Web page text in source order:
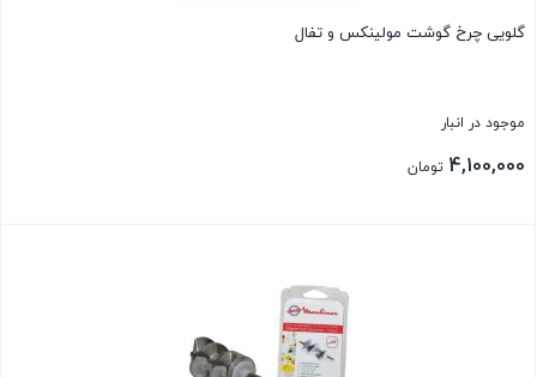
گلویی چرخ گوشت مولینکس و تفال
موجود در انبار
4,100,000 تومان